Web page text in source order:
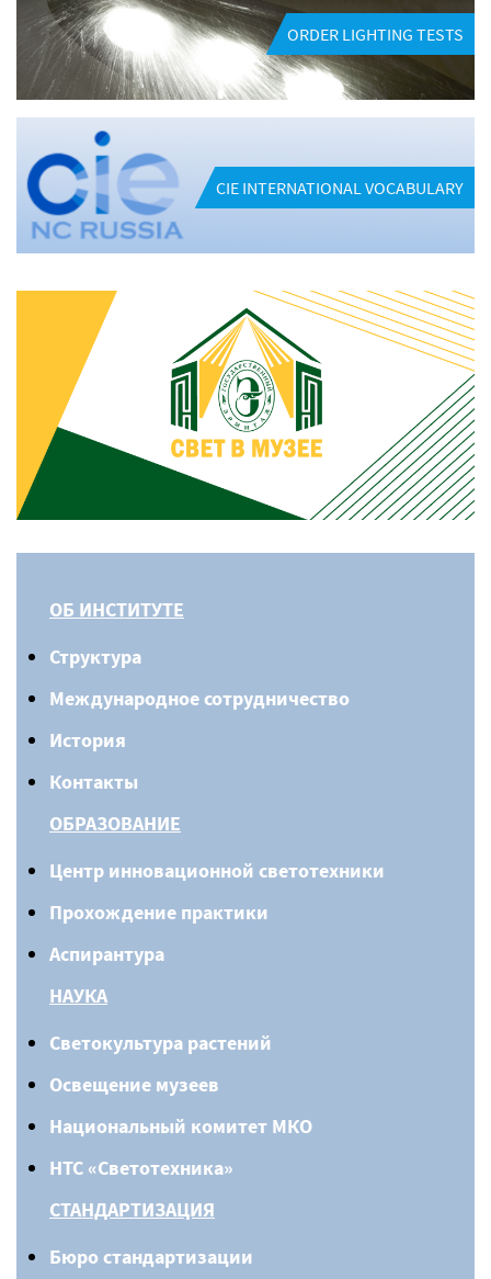
ORDER LIGHTING TESTS
CIE INTERNATIONAL VOCABULARY
ОБ ИНСТИТУТЕ
Структура
Международное сотрудничество
История
Контакты
ОБРАЗОВАНИЕ
Центр инновационной светотехники
Прохождение практики
Аспирантура
НАУКА
Светокультура растений
Освещение музеев
Национальный комитет МКО
НТС «Светотехника»
СТАНДАРТИЗАЦИЯ
Бюро стандартизации